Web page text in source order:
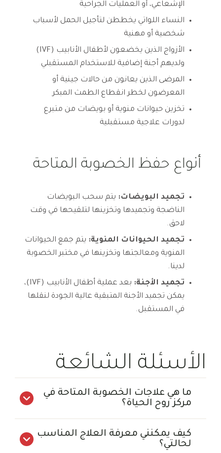
الإشعاعي، أو العمليات الجراحية
النساء اللواتي يخططن لتأجيل الحمل لأسباب
شخصية أو مهنية
الأزواج الذين يخضعون لأطفال الأنابيب (IVF)
ولديهم أجنة إضافية للاستخدام المستقبلي
المرضى الذين يعانون من حالات جينية أو
المعرضون لخطر انقطاع الطمث المبكر
تخزين حيوانات منوية أو بويضات من متبرع
لدورات علاجية مستقبلية
أنواع حفظ الخصوبة المتاحة
تجميد البويضات: يتم سحب البويضات
الناضجة وتجميدها وتخزينها لتلقيحها في وقت
لاحق.
تجميد الحيوانات المنوية: يتم جمع الحيوانات
المنوية ومعالجتها وتخزينها في مختبر الخصوبة
لدينا.
تجميد الأجنة:
بعد عملية أطفال الأنابيب (IVF)،
يمكن تجميد الأجنة المتبقية عالية الجودة لنقلها
في المستقبل.
الأسئلة الشائعة
ما هي علاجات الخصوبة المتاحة في
مركز روح الحياة؟
كيف يمكنني معرفة العلاج المناسب
لحالتي؟